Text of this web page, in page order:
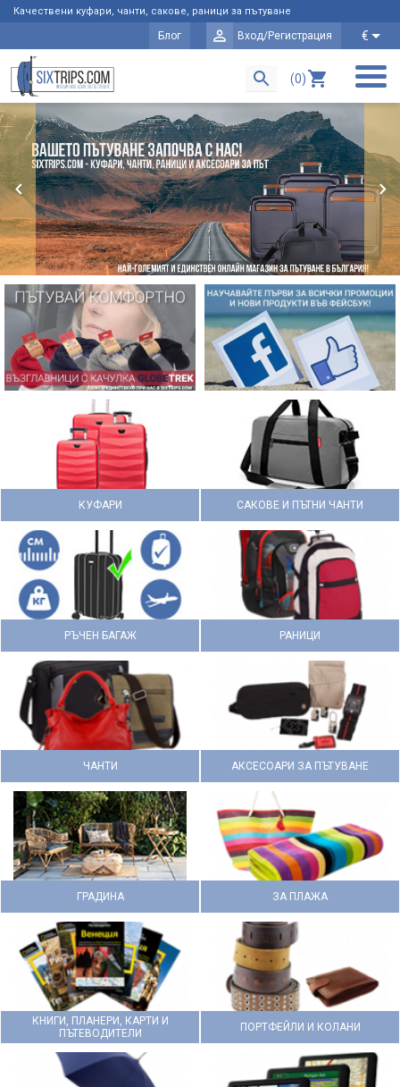
Качествени куфари, чанти, сакове, раници за пътуване
Блог Вход/Регистрация €
(0)
КУФАРИ САКОВЕ И ПЪТНИ ЧАНТИ
РЪЧЕН БАГАЖ РАНИЦИ
ЧАНТИ АКСЕСОАРИ ЗА ПЪТУВАНЕ
ГРАДИНА ЗА ПЛАЖА
КНИГИ, ПЛАНЕРИ, КАРТИ И
ПЪТЕВОДИТЕЛИ
ПОРТФЕЙЛИ И КОЛАНИ